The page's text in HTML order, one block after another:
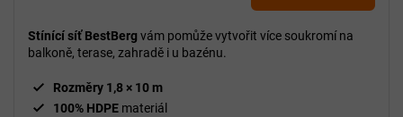
Stínící síť BestBerg vám pomůže vytvořit více soukromí na
balkoně, terase, zahradě i u bazénu.
Rozměry 1,8 × 10 m
100% HDPE materiál